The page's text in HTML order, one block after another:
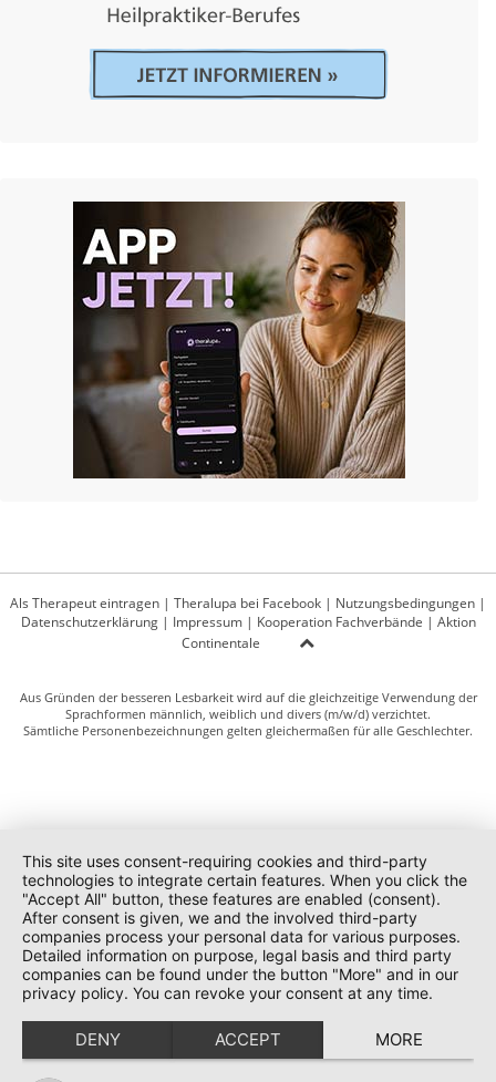
Als Therapeut eintragen | Theralupa bei Facebook | Nutzungsbedingungen |
Datenschutzerklärung| Impressum| Kooperation Fachverbände | Aktion
Continentale
Aus Gründen der besseren Lesbarkeit wird auf die gleichzeitige Verwendung der
Sprachformen männlich, weiblich und divers (m/w/d) verzichtet.
Sämtliche Personenbezeichnungen gelten gleichermaßen für alle Geschlechter.
This site uses consent-requiring cookies and third-party
technologies to integrate certain features. When you click the
"Accept All" button, these features are enabled (consent).
After consent is given, we and the involved third-party
companies process your personal data for various purposes.
Detailed information on purpose, legal basis and third party
companies can be found under the button "More" and in our
privacy policy. You can revoke your consent at any time.
DENY ACCEPT MORE